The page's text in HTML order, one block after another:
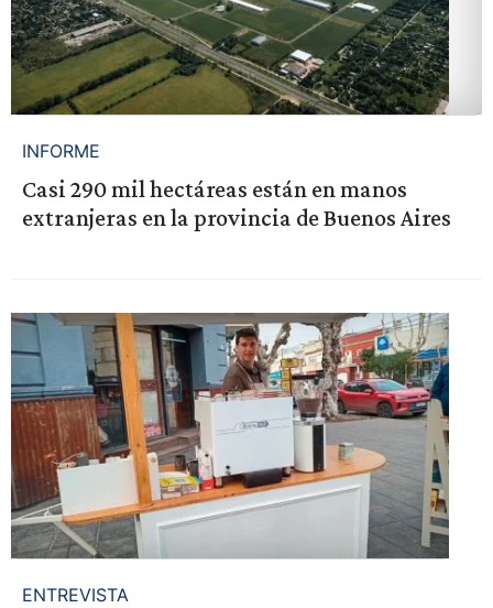
INFORME
Casi 290 mil hectáreas están en manos
extranjeras en la provincia de Buenos Aires
ENTREVISTA